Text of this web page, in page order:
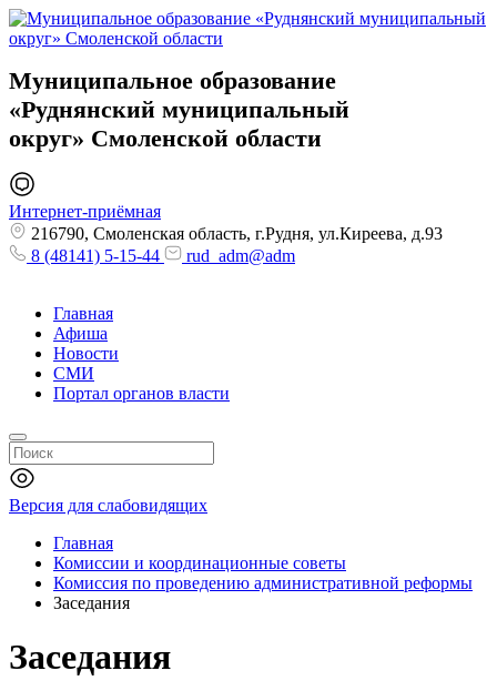
Муниципальное образование
«Руднянский муниципальный
округ» Смоленской области
Интернет-приёмная
216790, Смоленская область, г.Рудня, ул.Киреева, д.93
8 (48141) 5-15-44
rud_adm@adm
Главная
Афиша
Новости
СМИ
Портал органов власти
Версия для слабовидящих
Главная
Комиссии и координационные советы
Комиссия по проведению административной реформы
Заседания
Заседания